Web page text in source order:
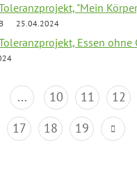
"Mein
25.04.2024
Essen ohne
... 10 11 12
17 18 19